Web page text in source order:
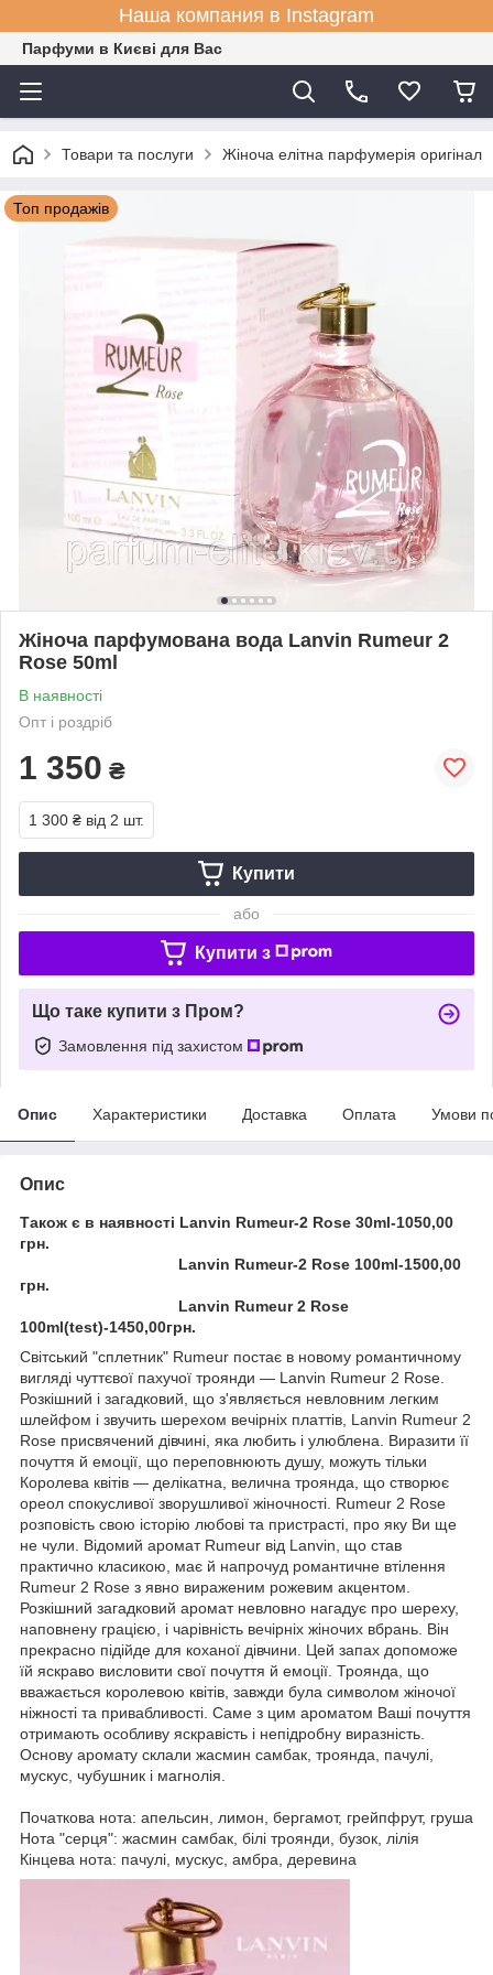
Наша компания в Instagram
Парфуми в Києві для Вас
Товари та послуги Жіноча елітна парфумерія оригінал
Топ продажів
Жіноча парфумована вода Lanvin Rumeur 2
Rose 50ml
В наявності
Опт і роздріб
1 350 ₴
1 300 ₴ від 2 шт.
Купити
або
Купити з
Що таке купити з Пром?
Замовлення під захистом
Опис Характеристики Доставка Оплата Умови
Опис
Також є в наявності Lanvin Rumeur-2 Rose 30ml-1050,00
грн.
Lanvin Rumeur-2 Rose 100ml-1500,00
грн.
Lanvin Rumeur 2 Rose
100ml(test)-1450,00грн.
Світський "сплетник" Rumeur постає в новому романтичному
вигляді чуттєвої пахучої троянди — Lanvin Rumeur 2 Rose.
Розкішний і загадковий, що з'являється невловним легким
шлейфом і звучить шерехом вечірніх платтів, Lanvin Rumeur 2
Rose присвячений дівчині, яка любить і улюблена. Виразити її
почуття й емоції, що переповнюють душу, можуть тільки
Королева квітів — делікатна, велична троянда, що створює
ореол спокусливої зворушливої жіночності. Rumeur 2 Rose
розповість свою історію любові та пристрасті, про яку Ви ще
не чули. Відомий аромат Rumeur від Lanvin, що став
практично класикою, має й напрочуд романтичне втілення
Rumeur 2 Rose з явно вираженим рожевим акцентом.
Розкішний загадковий аромат невловно нагадує про шереху,
наповнену грацією, і чарівність вечірніх жіночих вбрань. Він
прекрасно підійде для коханої дівчини. Цей запах допоможе
їй яскраво висловити свої почуття й емоції. Троянда, що
вважається королевою квітів, завжди була символом жіночої
ніжності та привабливості. Саме з цим ароматом Ваші почуття
отримають особливу яскравість і непідробну виразність.
Основу аромату склали жасмин самбак, троянда, пачулі,
мускус, чубушник і магнолія.
Початкова нота: апельсин, лимон, бергамот, грейпфрут, груша
Нота "серця": жасмин самбак, білі троянди, бузок, лілія
Кінцева нота: пачулі, мускус, амбра, деревина